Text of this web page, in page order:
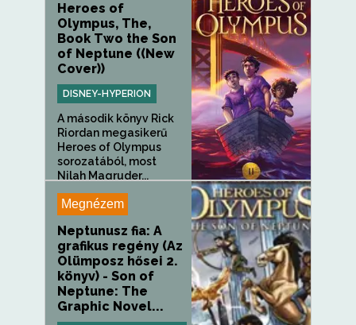
Heroes of
Olympus, The,
Book Two the Son
of Neptune ((New
Cover))
DISNEY-HYPERION
A második könyv Rick
Riordan megasikerű
Heroes of Olympus
sorozatából, most
Nilah Magruder...
Megnézem
Neptunusz fia: A
grafikus regény (Az
Olümposz hősei 2.
könyv) - Son of
Neptune: The
Graphic Novel...